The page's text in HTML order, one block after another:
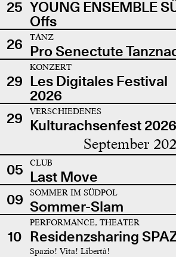
25 YOUNG ENSEMBLE
Offs
26
TANZ
Pro Senectute
29
KONZERT
Les Digitales Festival
2026
29 VERSCHIEDENES
Kulturachsenfest 2026
September
05 CLUB
Last Move
09
SOMMER IM SÜDPOL
Sommer-Slam
10
PERFORMANCE, THEATER
Residenzsharing
Spazio! Vita! Libertà!